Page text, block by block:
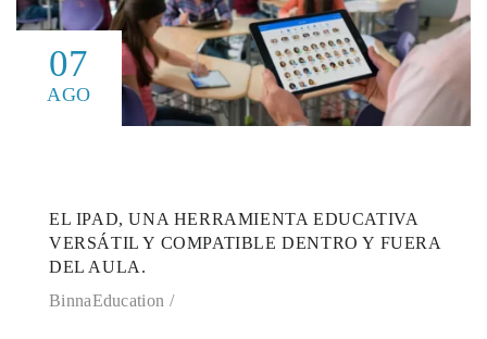
07
AGO
EL IPAD, UNA HERRAMIENTA EDUCATIVA
VERSÁTIL Y COMPATIBLE DENTRO Y FUERA
DEL AULA.
BinnaEducation